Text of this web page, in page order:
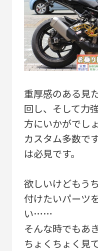
重厚感のある見
回し、そして力
方にいかがでし
カスタム多数で
は必見です。
欲しいけどもう
付けたいパーツ
い……
そんな時でもあ
ちょくちょく見